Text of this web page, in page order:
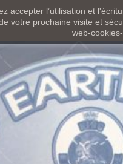
accepter l’utilisation et
votre prochaine visite et
web-